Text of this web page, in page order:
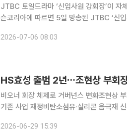
JTBC 토일드라마 ‘신입사원 강회장’이 자체 최고 시청
슨코리아에 따르면 5일 방송된 JTBC ‘신
치이자, 기존 자체 최고 기록이었던 10회 1
2026-07-06 08:03
HS효성 출범 2년⋯조현상 부회
비오너 회장 체제로 거버넌스 변화조현상
기존 사업 재정비탄소섬유·실리콘 음극재 신사업 성과 주목 HS효성이 출
HS효성 부회장의 독자 경영 구조 기반을 갖
2026-06-29 15:39